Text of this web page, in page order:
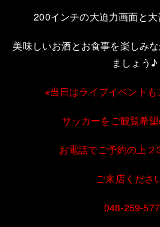
200インチの大迫力画面と
美味しいお酒とお食事を楽しみ
ましょう♪
※当日はライブイベント
サッカーをご観覧希
お電話でご予約の上
ご来店くださ
048-259-